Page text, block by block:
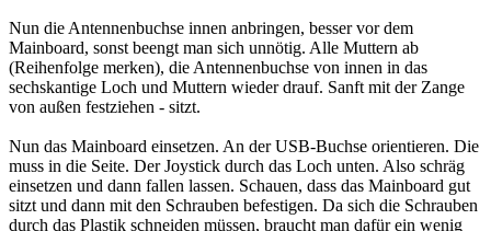
Nun die Antennenbuchse innen anbringen, besser vor dem
Mainboard, sonst beengt man sich unnötig. Alle Muttern ab
(Reihenfolge merken), die Antennenbuchse von innen in das
sechskantige Loch und Muttern wieder drauf. Sanft mit der Zange
von außen festziehen - sitzt.
Nun das Mainboard einsetzen. An der USB-Buchse orientieren. Die
muss in die Seite. Der Joystick durch das Loch unten. Also schräg
einsetzen und dann fallen lassen. Schauen, dass das Mainboard gut
sitzt und dann mit den Schrauben befestigen. Da sich die Schrauben
durch das Plastik schneiden müssen, braucht man dafür ein wenig